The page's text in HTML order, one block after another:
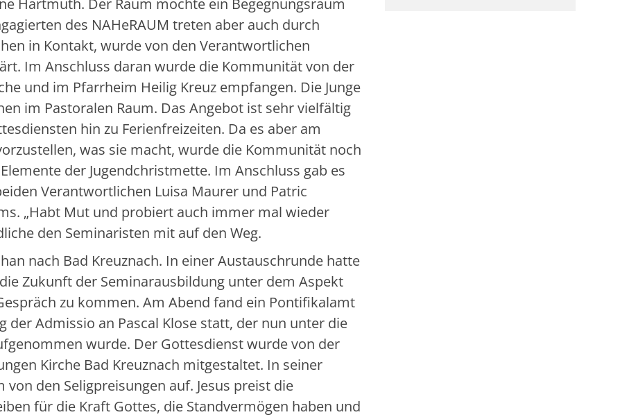
Hartmuth. Der Raum möchte ein Begegnungsraum
des NAHeRAUM treten aber auch durch
in Kontakt, wurde von den Verantwortlichen
Im Anschluss daran wurde die Kommunität von der
und im Pfarrheim Heilig Kreuz empfangen. Die Junge
im Pastoralen Raum. Das Angebot ist sehr vielfältig
hin zu Ferienfreizeiten. Da es aber am
was sie macht, wurde die Kommunität noch
der Jugendchristmette. Im Anschluss gab es
Verantwortlichen Luisa Maurer und Patric
„Habt Mut und probiert auch immer mal wieder
den Seminaristen mit auf den Weg.
nach Bad Kreuznach. In einer Austauschrunde hatte
Zukunft der Seminarausbildung unter dem Aspekt
zu kommen. Am Abend fand ein Pontifikalamt
der Admissio an Pascal Klose statt, der nun unter die
wurde. Der Gottesdienst wurde von der
Kirche Bad Kreuznach mitgestaltet. In seiner
den Seligpreisungen auf. Jesus preist die
für die Kraft Gottes, die Standvermögen haben und